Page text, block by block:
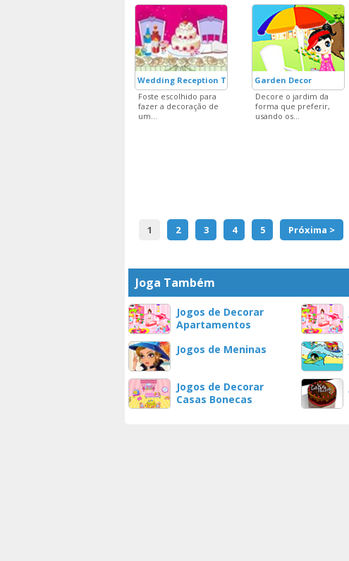
Wedding Reception Table
Foste escolhido para
fazer a decoração de
um...
Garden Decor
Decore o jardim da
forma que preferir,
usando os...
1 2 3 4 5 Próxima >
Joga Também
Jogos de Decorar
Apartamentos
Jogos de Meninas
Jogos de Decorar
Casas Bonecas